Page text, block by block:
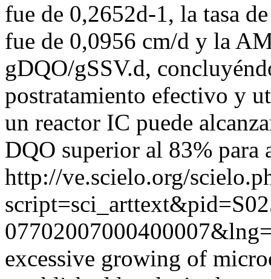
fue de 0,2652d-1, la tasa
fue de 0,0956 cm/d y la
gDQO/gSSV.d,
postratamiento efectivo y
un reactor IC puede
DQO superior al 83% para
http://ve.scielo.org/
excessive growing of